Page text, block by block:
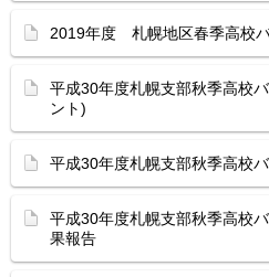
2019年度 札幌地区春季高校
平成30年度札幌支部秋季高校
ント)
平成30年度札幌支部秋季高校
平成30年度札幌支部秋季高校
果報告